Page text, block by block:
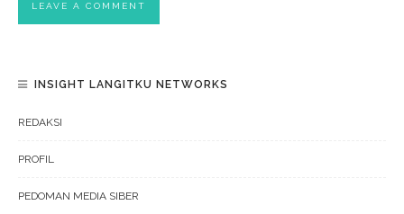
INSIGHT LANGITKU NETWORKS
REDAKSI
PROFIL
PEDOMAN MEDIA SIBER